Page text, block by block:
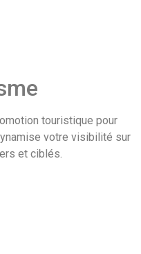
touristique pour
votre visibilité sur
et ciblés.